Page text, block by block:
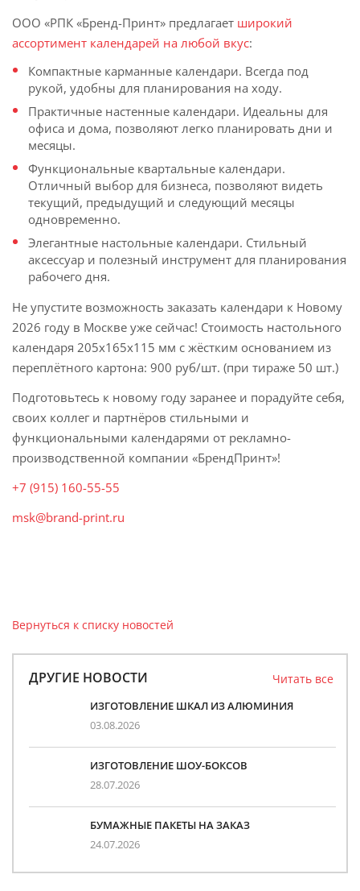
ООО «РПК «Бренд-Принт» предлагает широкий
ассортимент календарей на любой вкус:
Компактные карманные календари. Всегда под
рукой, удобны для планирования на ходу.
Практичные настенные календари. Идеальны для
офиса и дома, позволяют легко планировать дни и
месяцы.
Функциональные квартальные календари.
Отличный выбор для бизнеса, позволяют видеть
текущий, предыдущий и следующий месяцы
одновременно.
Элегантные настольные календари. Стильный
аксессуар и полезный инструмент для планирования
рабочего дня.
Не упустите возможность заказать календари к Новому
2026 году в Москве уже сейчас! Стоимость настольного
календаря 205х165х115 мм с жёстким основанием из
переплётного картона: 900 руб/шт. (при тираже 50 шт.)
Подготовьтесь к новому году заранее и порадуйте себя,
своих коллег и партнёров стильными и
функциональными календарями от рекламно-
производственной компании «БрендПринт»!
+7 (915) 160-55-55
msk@brand-print.ru
Вернуться к списку новостей
ДРУГИЕ НОВОСТИ Читать все
ИЗГОТОВЛЕНИЕ ШКАЛ ИЗ АЛЮМИНИЯ
03.08.2026
ИЗГОТОВЛЕНИЕ ШОУ-БОКСОВ
28.07.2026
БУМАЖНЫЕ ПАКЕТЫ НА ЗАКАЗ
24.07.2026